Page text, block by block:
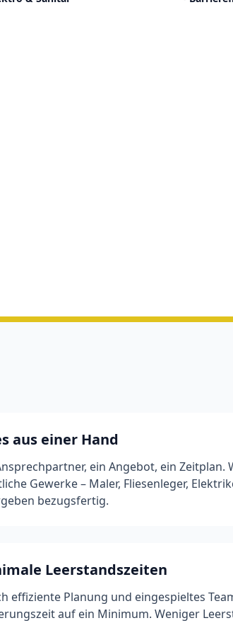
aus einer Hand
ein Angebot, ein Zeitplan.
Gewerke – Maler, Fliesenleger,
bezugsfertig.
Leerstandszeiten
effiziente Planung und eingespieltes
auf ein Minimum. Weniger